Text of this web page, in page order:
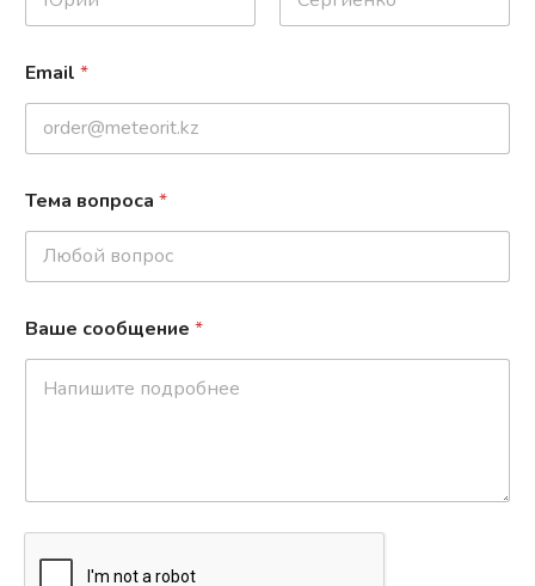
Email *
m
a
l
В
а
ш
Тема вопроса *
Ваше сообщение *